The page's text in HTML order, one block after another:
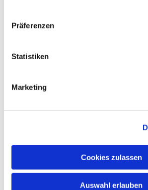
Präferenzen
Statistiken
Marketing
Cookies zulassen
Auswahl erlauben